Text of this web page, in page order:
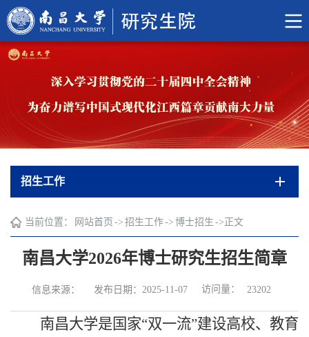
招生工作
当前位置： 网站首页 -> 招生工作-> 博士招生 -> 正文
南昌大学2026年博士研究生招生简章
信息来源： 发布日期：2025-11-07 访问量： 23202
南昌大学是国家“双一流”建设高校、教育